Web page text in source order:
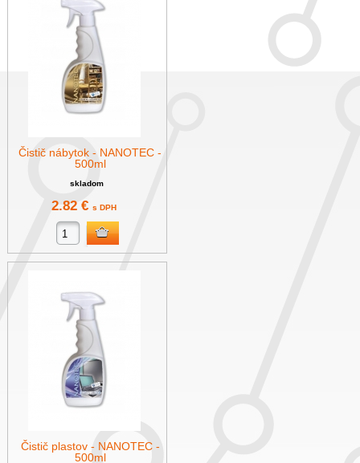
Čistič nábytok - NANOTEC -
500ml
skladom
2.82 €s DPH
Čistič plastov - NANOTEC -
500ml